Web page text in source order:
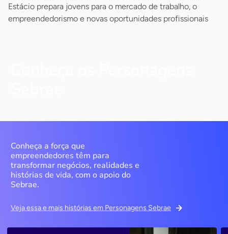
Estácio prepara jovens para o mercado de trabalho, o
empreendedorismo e novas oportunidades profissionais
Conheça a força que
empreendedores têm para
transformar negócios, realidades e
histórias de vida, com o apoio do
Sebrae.
Veja essa e mais histórias em Personagens Sebrae